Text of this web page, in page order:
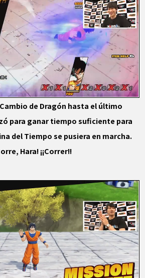
de Dragón hasta el último
para ganar tiempo suficiente para
del Tiempo se pusiera en marcha.
Hara! ¡¡Correr!!